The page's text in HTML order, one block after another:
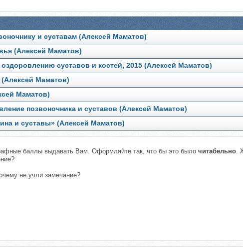
и суставам (Алексей Маматов)
(Алексей Маматов)
суставов и костей, 2015 (Алексей Маматов)
Маматов)
Маматов)
позвоночника и суставов (Алексей Маматов)
и суставы» (Алексей Маматов)
баллы выдавать Вам. Оформляйте так, что бы это было читабельно.
не учли замечание?